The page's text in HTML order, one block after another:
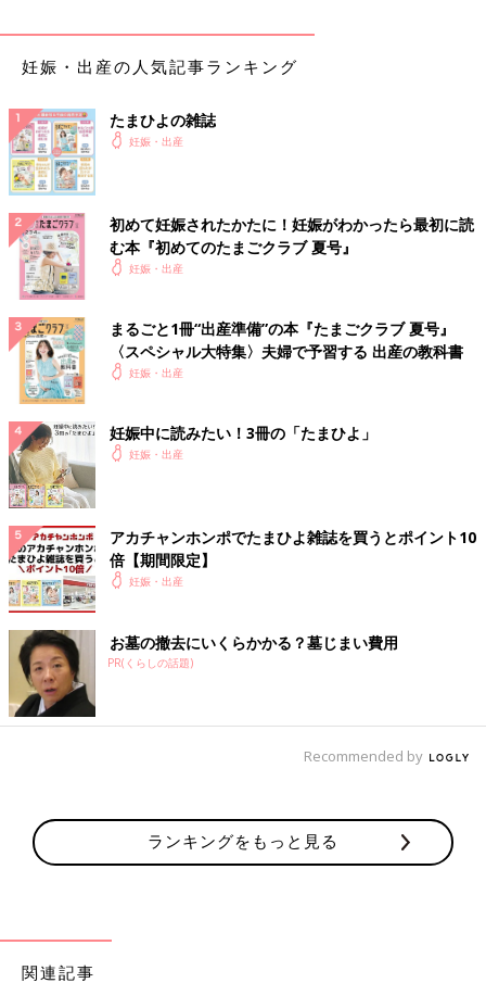
直前でまさかの性転換？みんなの予想を裏切り、ある日突然男の子になった我が子
無事に出産。エコーで子どもの成長を見るたびに安心し、出産は
3時間のスーパー安産。途中では色々なことがありましたが、無
事に生まれてくれて本当に感謝です。
Tomomiさんの出産体験談 赤ちゃんの写真
37週6日、
妊娠・出産の人気記事ランキング
たまひよの雑誌
妊娠・出産
初めて妊娠されたかたに！妊娠がわかったら最初に読
む本『初めてのたまごクラブ 夏号』
妊娠・出産
まるごと1冊“出産準備”の本『たまごクラブ 夏号』
〈スペシャル大特集〉夫婦で予習する 出産の教科書
妊娠・出産
妊娠中に読みたい！3冊の「たまひよ」
妊娠・出産
アカチャンホンポでたまひよ雑誌を買うとポイント10
倍【期間限定】
妊娠・出産
お墓の撤去にいくらかかる？墓じまい費用
PR(くらしの話題)
Recommended by
ランキングをもっと見る
関連記事